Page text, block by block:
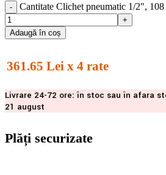
Cantitate Clichet pneumatic 1/2",
Adaugă în coș
361.65 Lei x 4 rate
Livrare 24-72 ore: în stoc sau în afara
21 august
Plăți securizate